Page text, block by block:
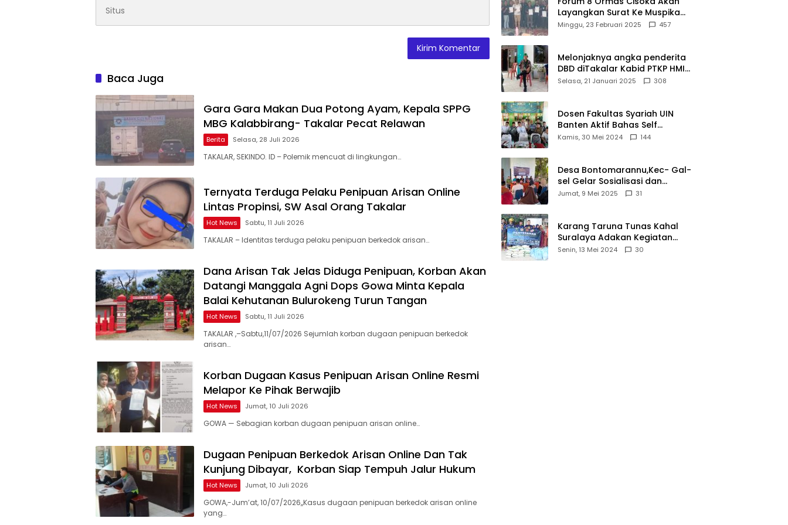
Baca Juga
Gara Gara Makan Dua Potong Ayam, Kepala SPPG
MBG Kalabbirang- Takalar Pecat Relawan
Berita Selasa, 28 Juli 2026
TAKALAR, SEKINDO. ID – Polemik mencuat di lingkungan…
Ternyata Terduga Pelaku Penipuan Arisan Online
Lintas Propinsi, SW Asal Orang Takalar
Hot News Sabtu, 11 Juli 2026
TAKALAR – Identitas terduga pelaku penipuan berkedok arisan…
Dana Arisan Tak Jelas Diduga Penipuan, Korban Akan
Datangi Manggala Agni Dops Gowa Minta Kepala
Balai Kehutanan Bulurokeng Turun Tangan
Hot News Sabtu, 11 Juli 2026
TAKALAR ,–Sabtu,11/07/2026 Sejumlah korban dugaan penipuan berkedok
arisan…
Korban Dugaan Kasus Penipuan Arisan Online Resmi
Melapor Ke Pihak Berwajib
Hot News Jumat, 10 Juli 2026
GOWA — Sebagian korban dugaan penipuan arisan online…
Dugaan Penipuan Berkedok Arisan Online Dan Tak
Kunjung Dibayar, Korban Siap Tempuh Jalur Hukum
Hot News Jumat, 10 Juli 2026
GOWA,-Jum’at, 10/07/2026,,Kasus dugaan penipuan berkedok arisan online
yang…
Melalui
Malam
Apresiasi
dan Inovasi
Award 2026
Berprestasi
Layangkan Surat Ke Muspika
Atas Adanya Kantor Matel di
Minggu, 23 Februari 2025 457
Melonjaknya angka penderita
DBD diTakalar Kabid PTKP HMI
Cab.Takalar angkat bicara
Selasa, 21 Januari 2025 308
Dosen Fakultas Syariah UIN
Banten Aktif Bahas Self
Declare Halal dalam Forum
Kamis, 30 Mei 2024 144
Desa Bontomarannu,Kec- Gal-
sel Gelar Sosialisasi dan
Bimtek Pemutakhiran Data ID
Jumat, 9 Mei 2025 31
Karang Taruna Tunas Kahal
Suralaya Adakan Kegiatan
Bansos Terhadap Kaum
Senin, 13 Mei 2024 30